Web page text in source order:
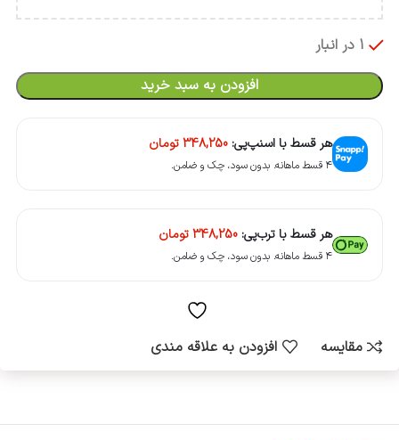
1 در انبار
افزودن به سبد خرید
هر قسط با اسنپ‌پی: 348,250تومان
۴ قسط ماهانه. بدون سود، چک و ضامن.
هر قسط با ترب‌پی: 348,250تومان
۴ قسط ماهانه. بدون سود، چک و ضامن.
مقایسه افزودن به علاقه مندی